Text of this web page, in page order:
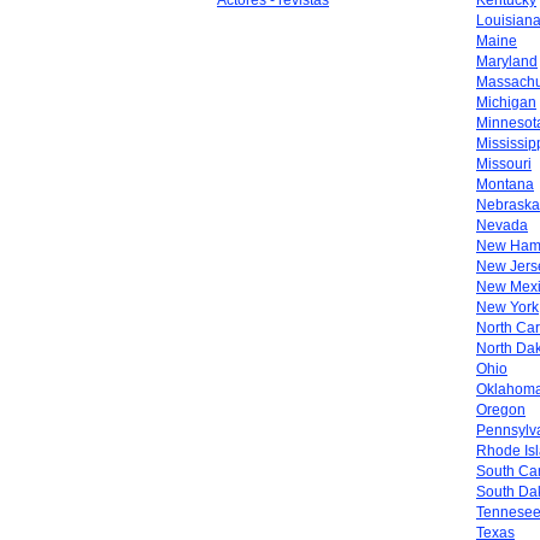
Louisiana
Maine
Maryland
Michigan
Missouri
Montana
Nebraska
Nevada
New
New
New
New York
North
North
Ohio
Oregon
Rhode
South
South
Tennesee
Texas